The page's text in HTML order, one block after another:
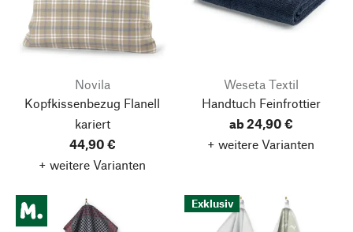
Novila
Kopfkissenbezug Flanell
kariert
44,90 €
+ weitere Varianten
Weseta Textil
Handtuch Feinfrottier
ab 24,90 €
+ weitere Varianten
Exklusiv